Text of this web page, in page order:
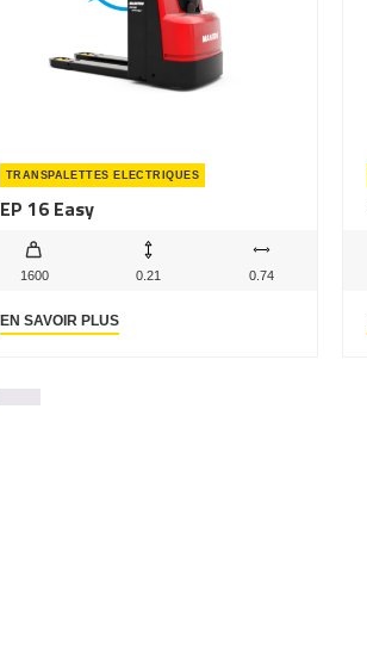
TRANSPALETTES ELECTRIQUES
EP 16 Easy
1600 0.21 0.74
EN SAVOIR PLUS